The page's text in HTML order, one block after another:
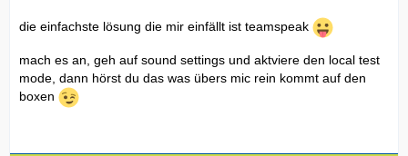
die einfachste lösung die mir einfällt ist teamspeak
mach es an, geh auf sound settings und aktviere den local test
mode, dann hörst du das was übers mic rein kommt auf den
boxen